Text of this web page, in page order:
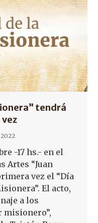
tendrá
-17 hs.- en el
Artes “Juan
vez el “Día
El acto,
a los
misionero”,